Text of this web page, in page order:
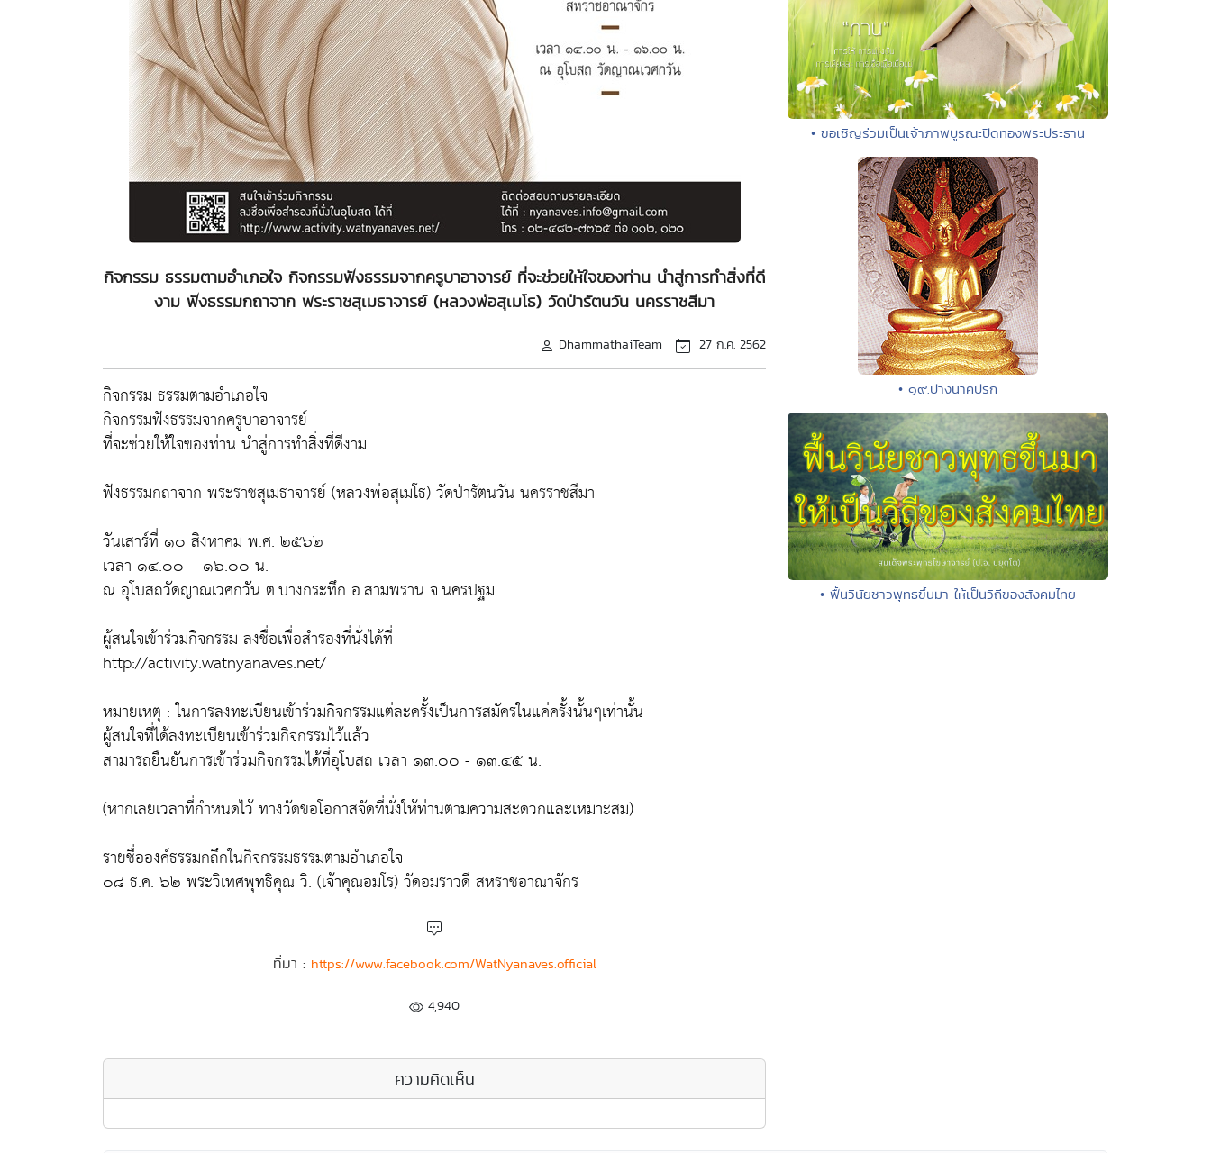
กิจกรรม ธรรมตามอำเภอใจ กิจกรรมฟังธรรมจากครูบาอาจารย์ ที่จะช่วยให้ใจของท่าน นำสู่การทำสิ่งที่ดี
งาม ฟังธรรมกถาจาก พระราชสุเมธาจารย์ (หลวงพ่อสุเมโธ) วัดป่ารัตนวัน นครราชสีมา
DhammathaiTeam 27 ก.ค. 2562
กิจกรรม ธรรมตามอำเภอใจ
กิจกรรมฟังธรรมจากครูบาอาจารย์
ที่จะช่วยให้ใจของท่าน นำสู่การทำสิ่งที่ดีงาม
ฟังธรรมกถาจาก พระราชสุเมธาจารย์ (หลวงพ่อสุเมโธ) วัดป่ารัตนวัน นครราชสีมา
วันเสาร์ที่ ๑๐ สิงหาคม พ.ศ. ๒๕๖๒
เวลา ๑๔.๐๐ – ๑๖.๐๐ น.
ณ อุโบสถวัดญาณเวศกวัน ต.บางกระทึก อ.สามพราน จ.นครปฐม
ผู้สนใจเข้าร่วมกิจกรรม ลงชื่อเพื่อสำรองที่นั่งได้ที่
http://activity.watnyanaves.net/
หมายเหตุ : ในการลงทะเบียนเข้าร่วมกิจกรรมแต่ละครั้งเป็นการสมัครในแค่ครั้งนั้นๆเท่านั้น
ผู้สนใจที่ได้ลงทะเบียนเข้าร่วมกิจกรรมไว้แล้ว
สามารถยืนยันการเข้าร่วมกิจกรรมได้ที่อุโบสถ เวลา ๑๓.๐๐ - ๑๓.๔๕ น.
(หากเลยเวลาที่กำหนดไว้ ทางวัดขอโอกาสจัดที่นั่งให้ท่านตามความสะดวกและเหมาะสม)
รายชื่อองค์ธรรมกถึกในกิจกรรมธรรมตามอำเภอใจ
๐๘ ธ.ค. ๖๒ พระวิเทศพุทธิคุณ วิ. (เจ้าคุณอมโร) วัดอมราวดี สหราชอาณาจักร
ที่มา : https://www.facebook.com/WatNyanaves.official
4,940
ความคิดเห็น
• ขอเชิญร่วมเป็นเจ้าภาพบูรณะปิดทองพระประธาน
• ๑๙.ปางนาคปรก
• ฟื้นวินัยชาวพุทธขึ้นมา ให้เป็นวิถีของสังคมไทย